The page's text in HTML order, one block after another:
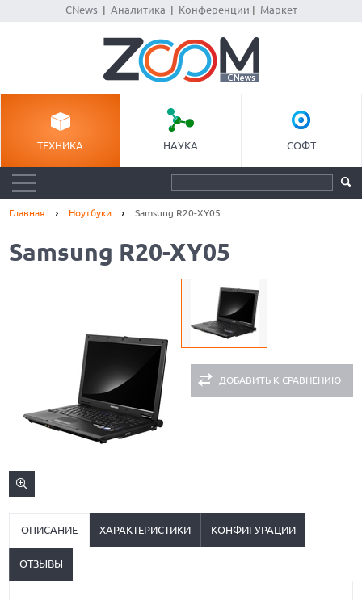
CNews| Аналитика Конференции Маркет
ТЕХНИКА НАУКА СОФТ
Главная Ноутбуки Samsung R20-XY05
Samsung R20-XY05
ДОБАВИТЬ К СРАВНЕНИЮ
ОПИСАНИЕ ХАРАКТЕРИСТИКИ КОНФИГУРАЦИИ
ОТЗЫВЫ